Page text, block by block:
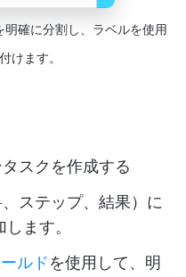
確に分割し、ラベルを使用
けます。
スクを作成する
ステップ、結果）に
します。
ルドを使用して、明